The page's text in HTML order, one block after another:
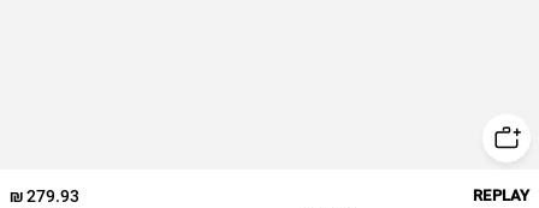
279.93 ₪ REPLAY